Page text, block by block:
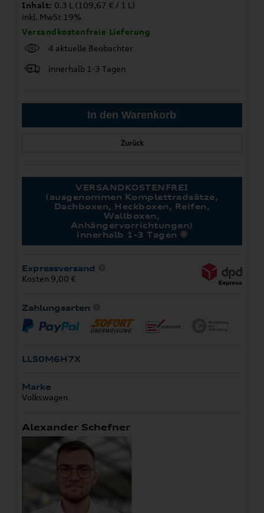
Inhalt: 0.3 L (109,67 € / 1 L)
inkl. MwSt 19%
Versandkostenfreie Lieferung
4 aktuelle Beobachter
innerhalb 1-3 Tagen
Zurück
VERSANDKOSTENFREI
(ausgenommen Komplettradsätze,
Dachboxen, Heckboxen, Reifen,
Wallboxen,
Anhängervorrichtungen)
innerhalb 1-3 Tagen
Expressversand
Kosten 9,00 €
Zahlungsarten
LLS0M6H7X
Marke
Volkswagen
Alexander Schefner